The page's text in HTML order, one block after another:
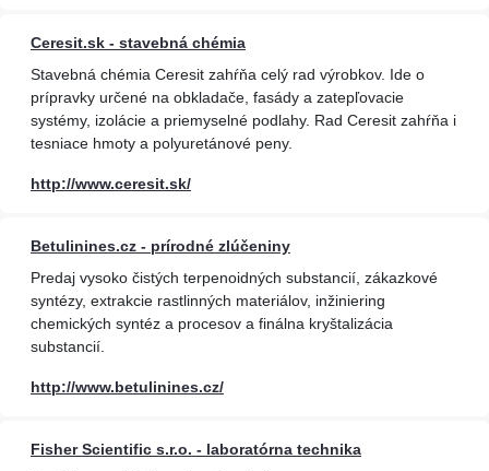
Ceresit.sk - stavebná chémia
Stavebná chémia Ceresit zahŕňa celý rad výrobkov. Ide o
prípravky určené na obkladače, fasády a zatepľovacie
systémy, izolácie a priemyselné podlahy. Rad Ceresit zahŕňa i
tesniace hmoty a polyuretánové peny.
http://www.ceresit.sk/
Betulinines.cz - prírodné zlúčeniny
Predaj vysoko čistých terpenoidných substancií, zákazkové
syntézy, extrakcie rastlinných materiálov, inžiniering
chemických syntéz a procesov a finálna kryštalizácia
substancií.
http://www.betulinines.cz/
Fisher Scientific s.r.o. - laboratórna technika